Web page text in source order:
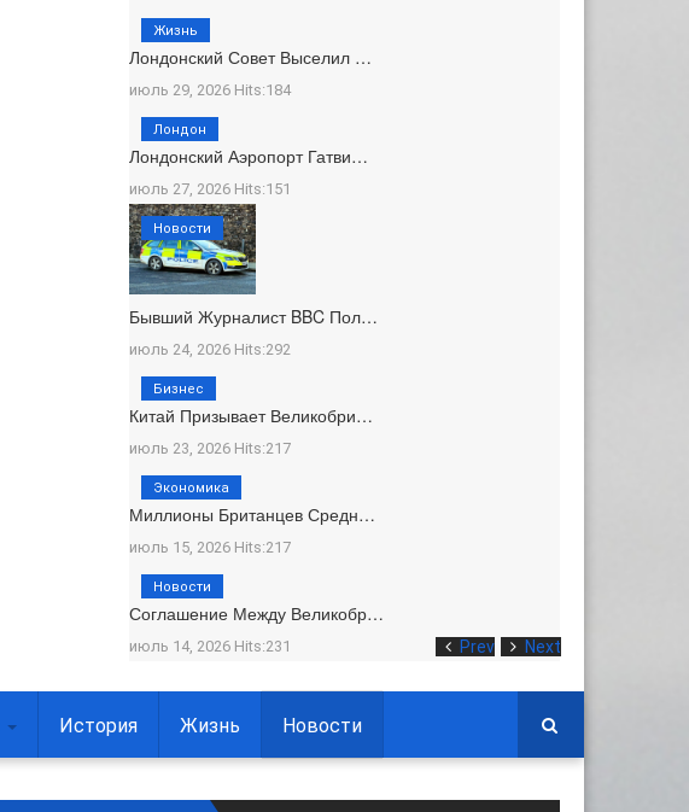
Prev Next
Лондонский Совет Выселил …
июль 29, 2026 Hits:184
Жизнь
Лондонский Аэропорт Гатви…
июль 27, 2026 Hits:151
Лондон
Бывший Журналист BBC Пол…
июль 24, 2026 Hits:292
Новости
Китай Призывает Великобри…
июль 23, 2026 Hits:217
Бизнес
Миллионы Британцев Средн…
июль 15, 2026 Hits:217
Экономика
Соглашение Между Великобр…
июль 14, 2026 Hits:231
Новости
История Жизнь Новости